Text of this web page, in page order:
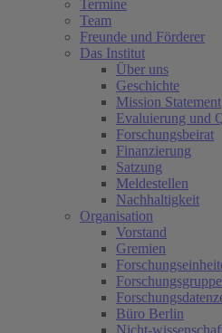
Termine
Team
Freunde und Förderer
Das Institut
Über uns
Geschichte
Mission Statement
Evaluierung und
Forschungsbeirat
Finanzierung
Satzung
Meldestellen
Nachhaltigkeit
Organisation
Vorstand
Gremien
Büro Berlin
Nicht-